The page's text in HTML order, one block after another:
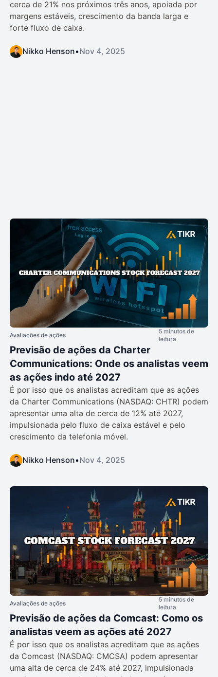
cerca de 21% nos próximos três anos, apoiada por
margens estáveis, crescimento da banda larga e
forte fluxo de caixa.
Nikko Henson•Nov 4, 2025
Avaliações de ações
5 minutos de
leitura
Previsão de ações da Charter
Communications: Onde os analistas veem
as ações indo até 2027
É por isso que os analistas acreditam que as ações
da Charter Communications (NASDAQ: CHTR) podem
apresentar uma alta de cerca de 12% até 2027,
impulsionada pelo fluxo de caixa estável e pelo
crescimento da telefonia móvel.
Nikko Henson•Nov 4, 2025
Avaliações de ações
5 minutos de
leitura
Previsão de ações da Comcast: Como os
analistas veem as ações até 2027
É por isso que os analistas acreditam que as ações
da Comcast (NASDAQ: CMCSA) podem apresentar
uma alta de cerca de 24% até 2027, impulsionada